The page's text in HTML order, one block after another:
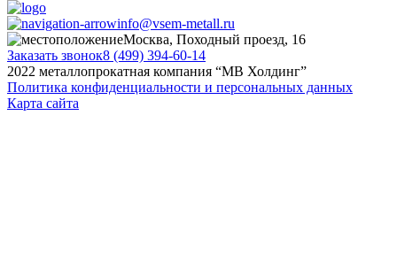
info@vsem-metall.ru
Москва, Походный проезд, 16
Заказать звонок8 (499) 394-60-14
2022 металлопрокатная компания “MB Холдинг”
Политика конфиденциальности и персональных данных
Карта сайта